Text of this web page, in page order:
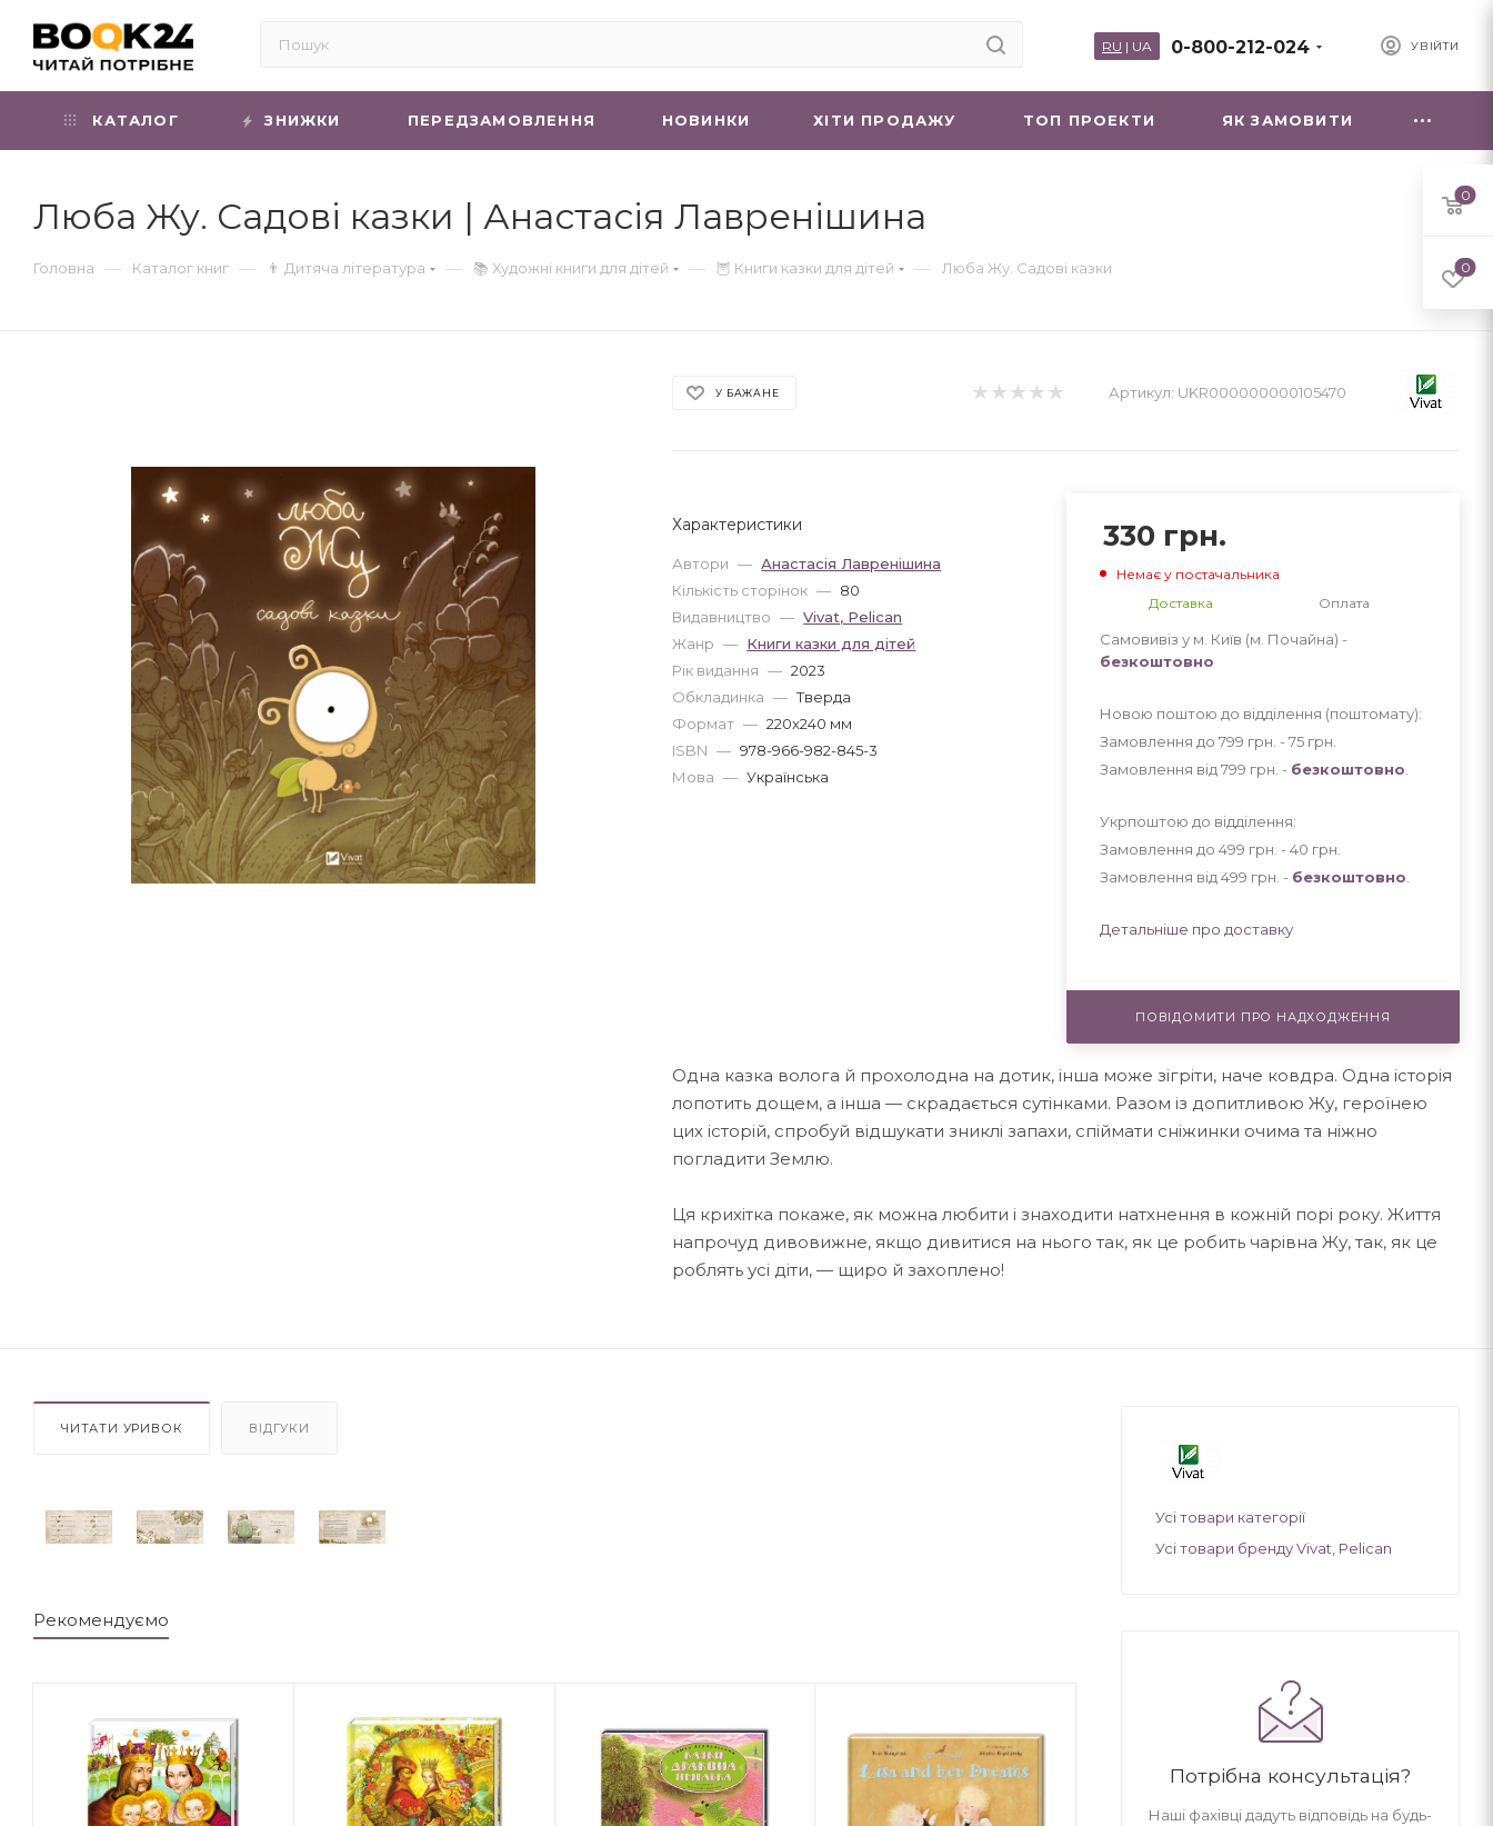
УВІЙТИ
0-800-212-024
RU | UA
КАТАЛОГ ЗНИЖКИ ПЕРЕДЗАМОВЛЕННЯ НОВИНКИ ХIТИ ПРОДАЖУ ТОП ПРОЕКТИ ЯК ЗАМОВИТИ
Люба Жу. Садові казки | Анастасія Лавренішина
Головна — Каталог книг — 👨 Дитяча література — 📚 Художні книги для дітей — 🦉 Книги казки для дітей — Люба Жу. Садові казки
У БАЖАНЕ Артикул: UKR000000000105470
Характеристики
Автори — Анастасія Лавренішина
Кількість сторінок — 80
Видавництво — Vivat, Pelican
Жанр — Книги казки для дітей
Рік видання — 2023
Обкладинка — Тверда
Формат — 220x240 мм
ISBN — 978-966-982-845-3
Мова — Українська
330 грн.
Немає у постачальника
Доставка
Оплата
Самовивіз у м. Київ (м. Почайна) -
безкоштовно
Новою поштою до відділення (поштомату):
Замовлення до 799 грн. - 75 грн
Замовлення від 799 грн. - безкоштовно
Укрпоштою до відділення:
Замовлення до 499 грн. - 40 грн
Замовлення від 499 грн. - безкоштовно
Детальніше про доставку
ПОВІДОМИТИ ПРО НАДХОДЖЕННЯ
Одна казка волога й прохолодна на дотик, інша може зігріти, наче ковдра. Одна історія
лопотить дощем, а інша — скрадається сутінками. Разом із допитливою Жу, героїнею
цих історій, спробуй відшукати зниклі запахи, спіймати сніжинки очима та ніжно
погладити Землю.
Ця крихітка покаже, як можна любити і знаходити натхнення в кожній порі року. Життя
напрочуд дивовижне, якщо дивитися на нього так, як це робить чарівна Жу, так, як це
роблять усі діти, — щиро й захоплено!
ЧИТАТИ УРИВОК ВІДГУКИ
Рекомендуємо
Усі товари категорії
Усі товари бренду Vivat, Pelican
Потрібна консультація?
Наші фахівці дадуть відповідь на будь-
0
0